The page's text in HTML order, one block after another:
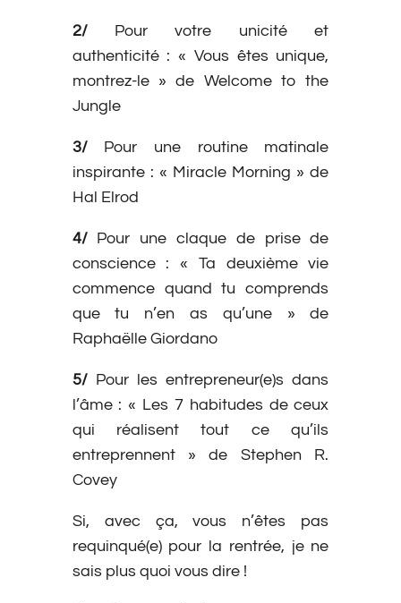
2/Pour votre unicité et
authenticité : « Vous êtes unique,
montrez-le » de Welcome to the
Jungle
3/Pour une routine matinale
inspirante : « Miracle Morning » de
Hal Elrod
4/Pour une claque de prise de
conscience : « Ta deuxième vie
commence quand tu comprends
que tu n’en as qu’une » de
Raphaëlle Giordano
5/Pour les entrepreneur(e)s dans
l’âme : « Les 7 habitudes de ceux
qui réalisent tout ce qu’ils
entreprennent » de Stephen R.
Covey
Si, avec ça, vous n’êtes pas
requinqué(e) pour la rentrée, je ne
sais plus quoi vous dire !